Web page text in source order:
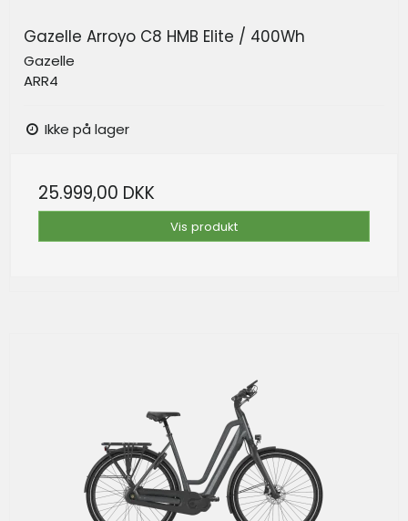
Gazelle Arroyo C8 HMB Elite / 400Wh
Gazelle
ARR4
Ikke på lager
25.999,00 DKK
Vis produkt